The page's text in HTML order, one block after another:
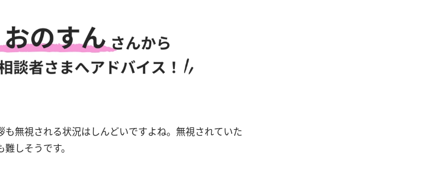
無視される状況はしんどいですよね。無視されていた
しそうです。